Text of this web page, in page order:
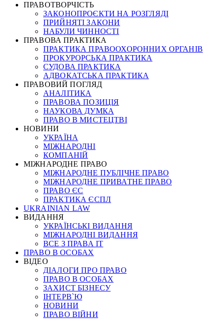
ПРАВОТВОРЧІСТЬ
ЗАКОНОПРОЄКТИ НА РОЗГЛЯДІ
ПРИЙНЯТІ ЗАКОНИ
НАБУЛИ ЧИННОСТІ
ПРАВОВА ПРАКТИКА
ПРАКТИКА ПРАВООХОРОННИХ ОРГАНІВ
ПРОКУРОРСЬКА ПРАКТИКА
СУДОВА ПРАКТИКА
АДВОКАТСЬКА ПРАКТИКА
ПРАВОВИЙ ПОГЛЯД
АНАЛІТИКА
ПРАВОВА ПОЗИЦІЯ
НАУКОВА ДУМКА
ПРАВО В МИСТЕЦТВІ
НОВИНИ
УКРАЇНА
МІЖНАРОДНІ
КОМПАНІЙ
МІЖНАРОДНЕ ПРАВО
МІЖНАРОДНЕ ПУБЛІЧНЕ ПРАВО
МІЖНАРОДНЕ ПРИВАТНЕ ПРАВО
ПРАВО ЄС
ПРАКТИКА ЄСПЛ
UKRAINIAN LAW
ВИДАННЯ
УКРАЇНСЬКІ ВИДАННЯ
МІЖНАРОДНІ ВИДАННЯ
ВСЕ З ПРАВА ІТ
ПРАВО В ОСОБАХ
ВІДЕО
ДІАЛОГИ ПРО ПРАВО
ПРАВО В ОСОБАХ
ЗАХИСТ БІЗНЕСУ
ІНТЕРВ`Ю
НОВИНИ
ПРАВО ВІЙНИ